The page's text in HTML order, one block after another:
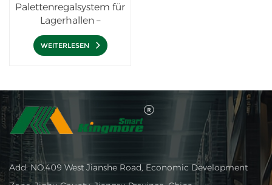
Palettenregalsystem für
Lagerhallen –
Schwerlast-
Regalsystem für
WEITERLESEN
Add: NO.409 West Jianshe Road, Economic Development